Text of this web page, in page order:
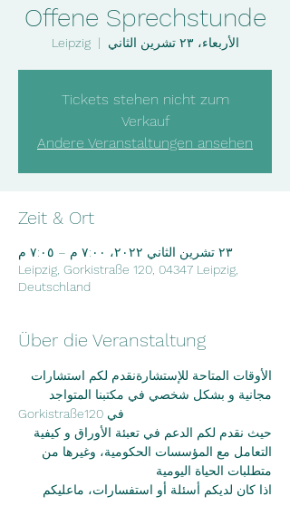
Offene Sprechstunde
الأربعاء، ٢٣ تشرين الثاني
  |
Leipzig
Tickets stehen nicht zum
Verkauf
Andere Veranstaltungen ansehen
Zeit & Ort
٢٣ تشرين الثاني ٢٠٢٢، ٧:٠٠ م – ٧:٠٥ م
Leipzig, Gorkistraße 120, 04347 Leipzig,
Deutschland
Über die Veranstaltung
الأوقات المتاحة للإستشارةنقدم لكم استشارات
مجانية و بشكل شخصي في مكتبنا المتواجد
Gorkistraße120 في
حيث نقدم لكم الدعم في تعبئة الأوراق و كيفية
التعامل مع المؤسسات الحكومية، وغيرها من
متطلبات الحياة اليومية
اذا كان لديكم أسئلة أو استفسارات، ماعليكم